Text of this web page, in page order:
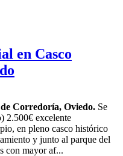
en Casco
Corredoría, Oviedo. Se
2.500€ excelente
en pleno casco histórico
y junto al parque del
con mayor af...